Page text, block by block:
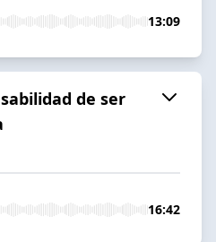
13:09
de ser
16:42